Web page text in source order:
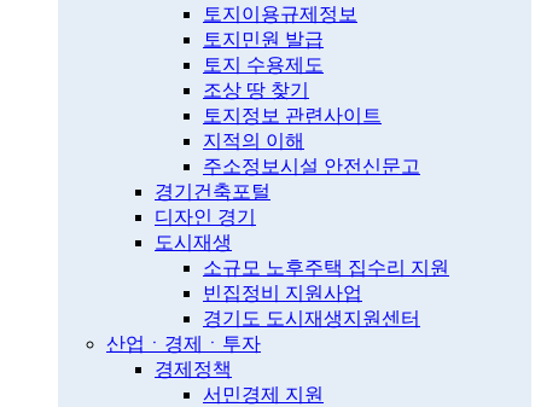
토지이용규제정보
토지민원 발급
토지 수용제도
조상 땅 찾기
토지정보 관련사이트
지적의 이해
주소정보시설 안전신문고
경기건축포털
디자인 경기
도시재생
소규모 노후주택 집수리 지원
빈집정비 지원사업
경기도 도시재생지원센터
산업ㆍ경제ㆍ투자
경제정책
서민경제 지원